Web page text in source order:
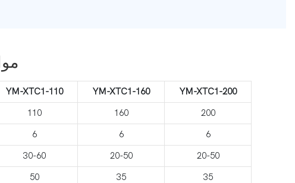
YM-XTC1-110 YM-XTC1-160
YM-XTC1-200
110 160
200
6 6
6
30-60 20-50
20-50
50 35
35